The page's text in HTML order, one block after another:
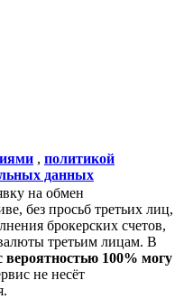
, политикой
данных
на обмен
без просьб третьих лиц,
брокерских счетов,
третьим лицам. В
вероятностью 100% могу
не несёт